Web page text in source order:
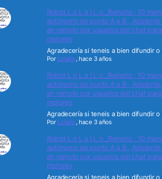
Robot L o L a i L o _Remoto : 10
autónomo de punto A a B ,
en remoto por usuarios del chat
motores
Agradecería si teneis a bien difundir
Por Lolailo, hace 3 años
Robot L o L a i L o _Remoto : 10
autónomo de punto A a B ,
en remoto por usuarios del chat
motores
Agradecería si teneis a bien difundir
Por Lolailo, hace 3 años
Robot L o L a i L o _Remoto : 10
autónomo de punto A a B ,
en remoto por usuarios del chat
motores
Agradecería si teneis a bien difundir